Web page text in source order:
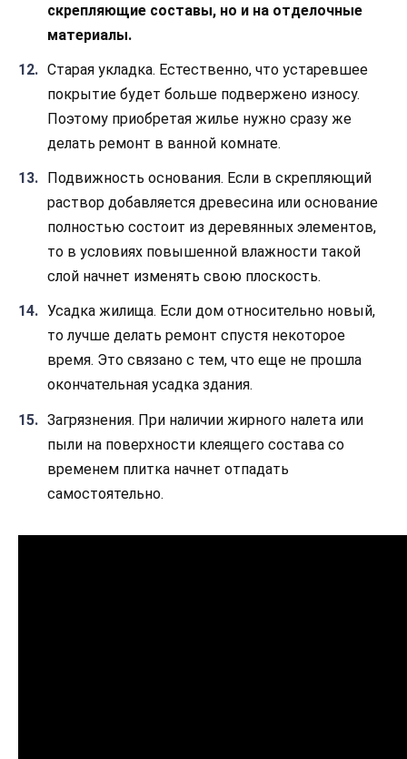
скрепляющие составы, но и на отделочные
материалы.
Старая укладка. Естественно, что устаревшее
покрытие будет больше подвержено износу.
Поэтому приобретая жилье нужно сразу же
делать ремонт в ванной комнате.
Подвижность основания. Если в скрепляющий
раствор добавляется древесина или основание
полностью состоит из деревянных элементов,
то в условиях повышенной влажности такой
слой начнет изменять свою плоскость.
Усадка жилища. Если дом относительно новый,
то лучше делать ремонт спустя некоторое
время. Это связано с тем, что еще не прошла
окончательная усадка здания.
Загрязнения. При наличии жирного налета или
пыли на поверхности клеящего состава со
временем плитка начнет отпадать
самостоятельно.